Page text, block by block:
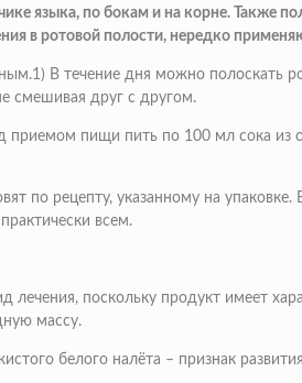
языка, по бокам и на корне. Также
в ротовой полости, нередко
В течение дня можно полоскать
смешивая друг с другом.
приемом пищи пить по 100 мл сока из
по рецепту, указанному на
всем.
лечения, поскольку продукт имеет
массу.
белого налёта – признак